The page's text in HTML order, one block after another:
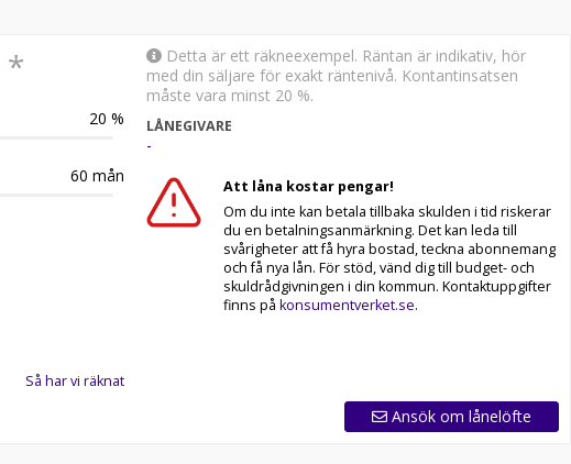
*
20 %
60 mån
Så har vi räknat
Detta är ett räkneexempel. Räntan är indikativ, hör
med din säljare för exakt räntenivå. Kontantinsatsen
måste vara minst 20 %.
LÅNEGIVARE
-
Att låna kostar pengar!
Om du inte kan betala tillbaka skulden i tid riskerar
du en betalningsanmärkning. Det kan leda till
svårigheter att få hyra bostad, teckna abonnemang
och få nya lån. För stöd, vänd dig till budget- och
skuldrådgivningen i din kommun. Kontaktuppgifter
finns på konsumentverket.se.
Ansök om lånelöfte